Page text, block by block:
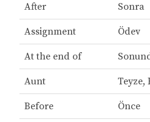
After Sonra
Assignment Ödev
At the end of
Aunt Teyze,
Before Önce